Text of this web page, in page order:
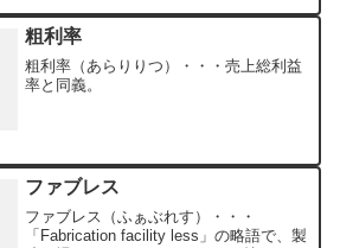
機関設計、役員の状況、監査の状況な
ど、どのように企業運営を行って...
粗利率
粗利率（あらりりつ）・・・売上総利益
率と同義。
ファブレス
ファブレス（ふぁぶれす）・・・
「Fabrication facility less」の略語で、製